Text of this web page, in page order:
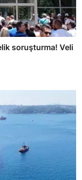
soruşturma! Veli